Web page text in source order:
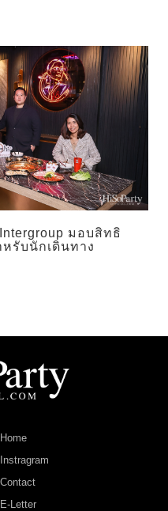
มอบสิทธิ
รับนักเดินทาง
Home
Instragram
Contact
E-Letter